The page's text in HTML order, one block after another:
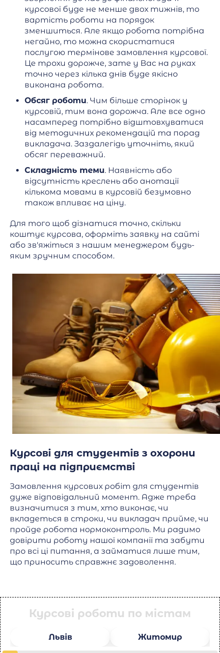
курсової буде не менше двох тижнів, то
вартість роботи на порядок
зменшиться. Але якщо робота потрібна
негайно, то можна скористатися
послугою термінове замовлення курсової.
Це трохи дорожче, зате у Вас на руках
точно через кілька днів буде якісно
виконана робота.
Обсяг роботи. Чим більше сторінок у
курсовій, тим вона дорожча. Але все одно
насамперед потрібно відштовхуватися
від методичних рекомендацій та порад
викладача. Заздалегідь уточніть, який
обсяг переважний.
Складність теми. Наявність або
відсутність креслень або анотації
кількома мовами в курсовій безумовно
також впливає на ціну.
Для того щоб дізнатися точно, скільки
коштує курсова, оформіть заявку на сайті
або зв'яжіться з нашим менеджером будь-
яким зручним способом.
Курсові для студентів з охорони
праці на підприємстві
Замовлення курсових робіт для студентів
дуже відповідальний момент. Адже треба
визначитися з тим, хто виконає, чи
вкладеться в строки, чи викладач прийме, чи
пройде робота нормоконтроль. Ми радимо
довірити роботу нашої компанії та забути
про всі ці питання, а займатися лише тим,
що приносить справжнє задоволення.
Курсові роботи по містам
Львів Житомир